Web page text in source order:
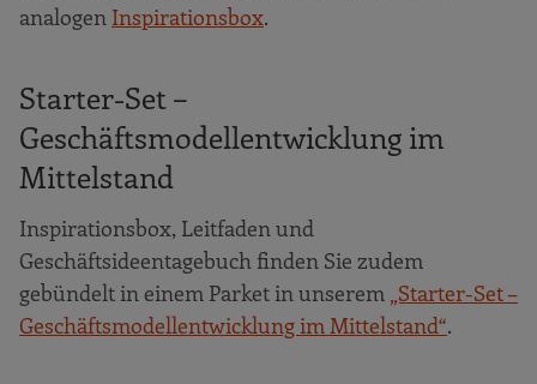
analogen Inspirationsbox.
Starter-Set –
Geschäftsmodellentwicklung im
Mittelstand
Inspirationsbox, Leitfaden und
Geschäftsideentagebuch finden Sie zudem
gebündelt in einem Parket in unserem „Starter-Set –
Geschäftsmodellentwicklung im Mittelstand“.